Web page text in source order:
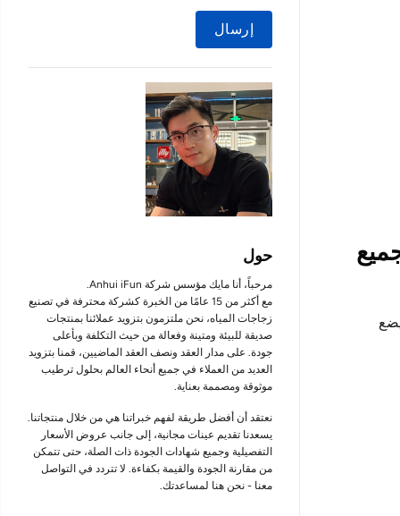
إرسال
حول
مرحباً، أنا مايك مؤسس شركة Anhui iFun.
مع أكثر من 15 عامًا من الخبرة كشركة محترفة في تصنيع
زجاجات المياه، نحن ملتزمون بتزويد عملائنا بمنتجات
صديقة للبيئة ومتينة وفعالة من حيث التكلفة وبأعلى
جودة. على مدار العقد ونصف العقد الماضيين، قمنا بتزويد
العديد من العملاء في جميع أنحاء العالم بحلول ترطيب
موثوقة ومصممة بعناية.
نعتقد أن أفضل طريقة لفهم خبراتنا هي من خلال منتجاتنا.
يسعدنا تقديم عينات مجانية، إلى جانب عروض الأسعار
التفصيلية وجميع شهادات الجودة ذات الصلة، حتى تتمكن
من مقارنة الجودة والقيمة بكفاءة. لا تتردد في التواصل
معنا - نحن هنا لمساعدتك.